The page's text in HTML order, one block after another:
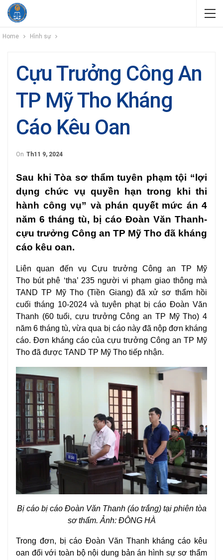
Home Hình sự
Cựu Trưởng Công An
TP Mỹ Tho Kháng
Cáo Kêu Oan
On Th11 9, 2024
Sau khi Tòa sơ thẩm tuyên phạm tội “lợi
dụng chức vụ quyền hạn trong khi thi
hành công vụ” và phán quyết mức án 4
năm 6 tháng tù, bị cáo Đoàn Văn Thanh-
cựu trưởng Công an TP Mỹ Tho đã kháng
cáo kêu oan.
Liên quan đến vụCựu trưởng Công an TP Mỹ
Tho bút phê ‘tha’ 235 người vi phạm giao thông mà
TAND TP Mỹ Tho (Tiền Giang) đã xử sơ thẩm hồi
cuối tháng 10-2024 và tuyên phạt bị cáo Đoàn Văn
Thanh (60 tuổi, cựu trưởng Công an TP Mỹ Tho) 4
năm 6 tháng tù, vừa qua bị cáo này đã nộp đơn kháng
cáo. Đơn kháng cáo của cựu trưởng Công an TP Mỹ
Tho đã được TAND TP Mỹ Tho tiếp nhận.
Bị cáo bị cáo Đoàn Văn Thanh(áo trắng) tại phiên tòa
sơ thẩm. Ảnh: ĐÔNG HÀ
Trong đơn, bị cáo Đoàn Văn Thanh kháng cáo kêu
oan đối với toàn bộ nội dung bản án hình sự sơ thẩm